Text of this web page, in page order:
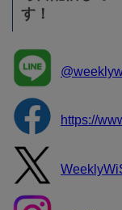
す！
https://